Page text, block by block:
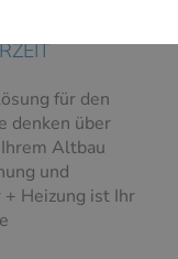
für den
denken über
Altbau
und
+ Heizung ist Ihr